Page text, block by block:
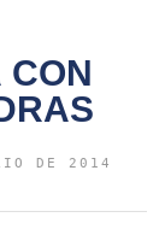
CON
DE 2014